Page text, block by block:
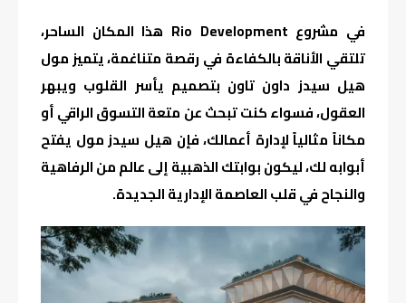
في مشروع Rio Development هذا المكان الساحر،
تلتقي الأناقة بالكفاءة في رقصة متناغمة، يتميز مول
هيل سيدز داون تاون بتصميم يأسر القلوب ويبهر
العقول، فسواء كنت تبحث عن متعة التسوق الراقي أو
مكاناً مثالياً لإدارة أعمالك، فإن هيل سيدز مول يفتح
أبوابه لك، ليكون بوابتك الذهبية إلى عالم من الرفاهية
والنجاح في قلب العاصمة الإدارية الجديدة.